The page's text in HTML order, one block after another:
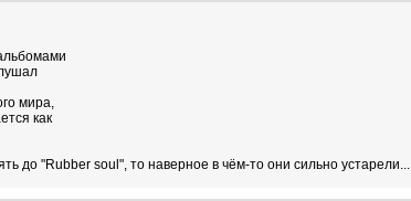
мира,
как
до "Rubber soul", то наверное в чём-то они сильно устарели...